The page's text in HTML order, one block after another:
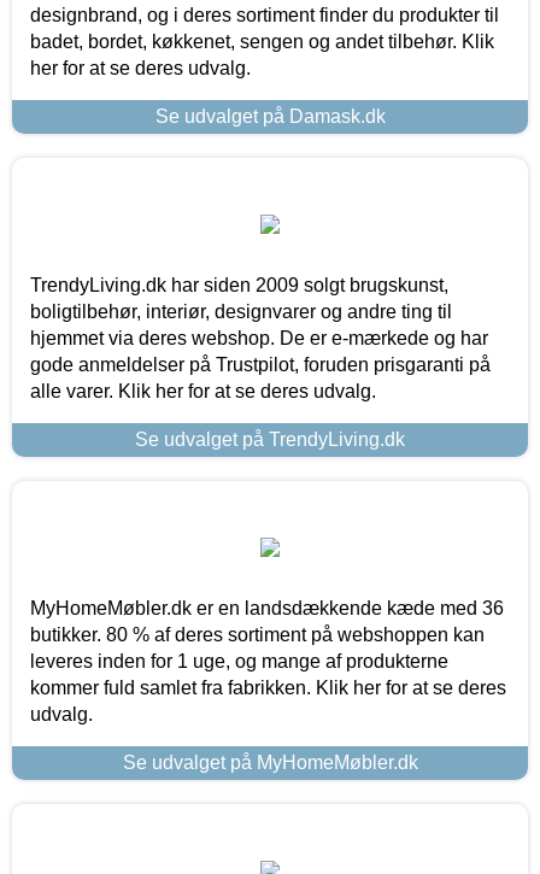
designbrand, og i deres sortiment finder du produkter til
badet, bordet, køkkenet, sengen og andet tilbehør. Klik
her for at se deres udvalg.
Se udvalget på Damask.dk
TrendyLiving.dk har siden 2009 solgt brugskunst,
boligtilbehør, interiør, designvarer og andre ting til
hjemmet via deres webshop. De er e-mærkede og har
gode anmeldelser på Trustpilot, foruden prisgaranti på
alle varer. Klik her for at se deres udvalg.
Se udvalget på TrendyLiving.dk
MyHomeMøbler.dk er en landsdækkende kæde med 36
butikker. 80 % af deres sortiment på webshoppen kan
leveres inden for 1 uge, og mange af produkterne
kommer fuld samlet fra fabrikken. Klik her for at se deres
udvalg.
Se udvalget på MyHomeMøbler.dk